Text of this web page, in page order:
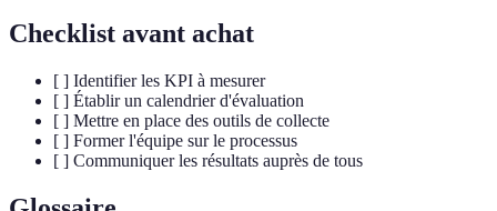
Checklist avant achat
[ ] Identifier les KPI à mesurer
[ ] Établir un calendrier d'évaluation
[ ] Mettre en place des outils de collecte
[ ] Former l'équipe sur le processus
[ ] Communiquer les résultats auprès de tous